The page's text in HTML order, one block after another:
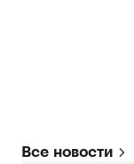
Все новости